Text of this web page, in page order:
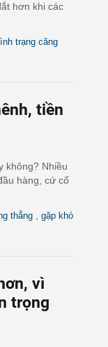
hơn khi các
trạng căng
tiền
không? Nhiều
hàng, cứ cố
thẳng
gặp khó
vì
trọng